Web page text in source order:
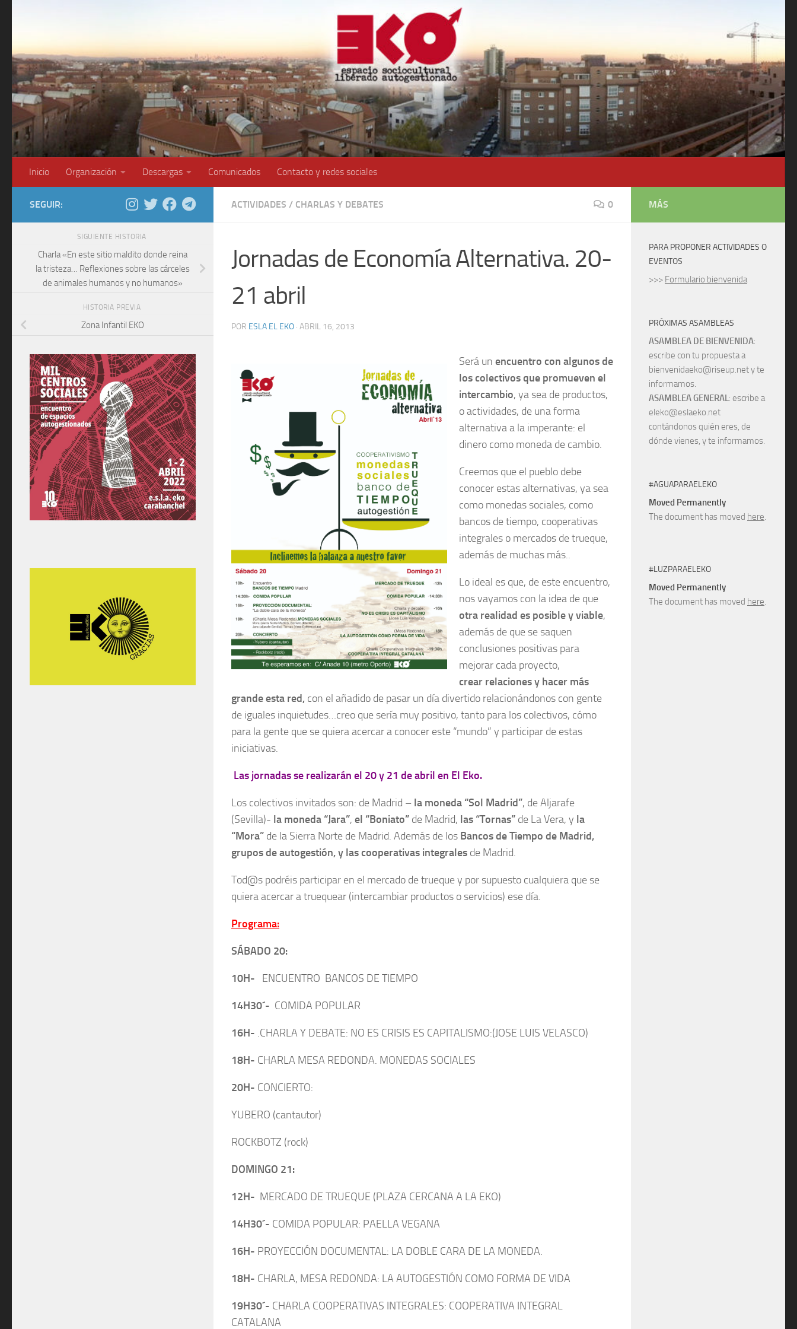
Inicio Organización Descargas Comunicados Contacto y redes sociales
ACTIVIDADES / CHARLAS Y DEBATES 0
Jornadas de Economía Alternativa. 20-
21 abril
POR ESLA EL EKO · ABRIL 16, 2013
Será un encuentro con algunos de
los colectivos que promueven el
intercambio, ya sea de productos,
o actividades, de una forma
alternativa a la imperante: el
dinero como moneda de cambio.
Creemos que el pueblo debe
conocer estas alternativas, ya sea
como monedas sociales, como
bancos de tiempo, cooperativas
integrales o mercados de trueque,
además de muchas más..
Lo ideal es que, de este encuentro,
nos vayamos con la idea de que
otra realidad es posible y viable,
además de que se saquen
conclusiones positivas para
mejorar cada proyecto,
crear relaciones y hacer más
grande esta red, con el añadido de pasar un día divertido relacionándonos con gente
de iguales inquietudes…creo que sería muy positivo, tanto para los colectivos, cómo
para la gente que se quiera acercar a conocer este “mundo” y participar de estas
iniciativas.
Las jornadas se realizarán el 20 y 21 de abril en El Eko.
Los colectivos invitados son: de Madrid – la moneda “Sol Madrid”, de Aljarafe
(Sevilla)- la moneda “Jara”, el “Boniato” de Madrid, las “Tornas” de La Vera, y la
“Mora” de la Sierra Norte de Madrid. Además de los Bancos de Tiempo de Madrid,
grupos de autogestión, y las cooperativas integrales de Madrid.
Tod@s podréis participar en el mercado de trueque y por supuesto cualquiera que se
quiera acercar a truequear (intercambiar productos o servicios) ese día.
Programa:
SÁBADO 20:
10H- ENCUENTRO BANCOS DE TIEMPO
14H30´- COMIDA POPULAR
16H- .CHARLA Y DEBATE: NO ES CRISIS ES CAPITALISMO:(JOSE LUIS VELASCO)
18H- CHARLA MESA REDONDA. MONEDAS SOCIALES
20H- CONCIERTO:
YUBERO (cantautor)
ROCKBOTZ (rock)
DOMINGO 21:
12H- MERCADO DE TRUEQUE (PLAZA CERCANA A LA EKO)
14H30´- COMIDA POPULAR: PAELLA VEGANA
16H- PROYECCIÓN DOCUMENTAL: LA DOBLE CARA DE LA MONEDA.
18H- CHARLA, MESA REDONDA: LA AUTOGESTIÓN COMO FORMA DE VIDA
19H30´- CHARLA COOPERATIVAS INTEGRALES: COOPERATIVA INTEGRAL
CATALANA
SEGUIR:
SIGUIENTE HISTORIA
Charla «En este sitio maldito donde reina
la tristeza… Reflexiones sobre las cárceles
de animales humanos y no humanos»
HISTORIA PREVIA
Zona Infantil EKO
MÁS
PARA PROPONER ACTIVIDADES O
EVENTOS
>>> Formulario bienvenida
PRÓXIMAS ASAMBLEAS
ASAMBLEA DE BIENVENIDA:
escribe con tu propuesta a
bienvenidaeko@riseup.net y te
informamos.
ASAMBLEA GENERAL: escribe a
eleko@eslaeko.net
contándonos quién eres, de
dónde vienes, y te informamos.
#AGUAPARAELEKO
Moved Permanently
The document has moved here.
#LUZPARAELEKO
Moved Permanently
The document has moved here.